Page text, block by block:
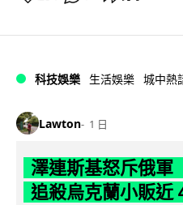
科技娛樂 生活娛樂 城中熱
Lawton 1 日
澤連斯基怒斥俄軍
追殺烏克蘭小販近